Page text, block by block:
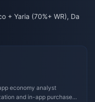
+ Yaria (70%+ WR), Da
economy analyst
and in-app purchase